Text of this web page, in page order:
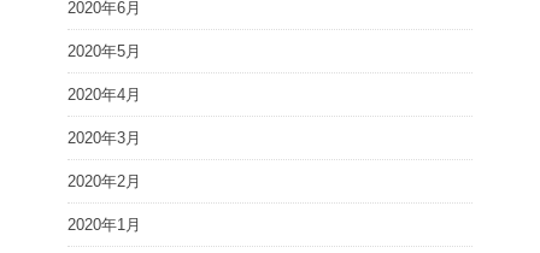
2020年6月
2020年5月
2020年4月
2020年3月
2020年2月
2020年1月